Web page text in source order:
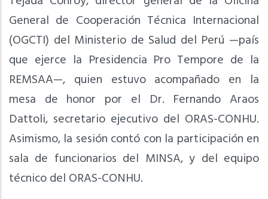
General de Cooperación Técnica Internacional
(OGCTI) del Ministerio de Salud del Perú —país
que ejerce la Presidencia Pro Tempore de la
REMSAA—, quien estuvo acompañado en la
mesa de honor por el Dr. Fernando Araos
Dattoli, secretario ejecutivo del ORAS-CONHU.
Asimismo, la sesión contó con la participación en
sala de funcionarios del MINSA, y del equipo
técnico del ORAS-CONHU.